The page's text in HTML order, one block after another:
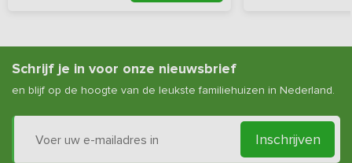
Schrijf je in voor onze nieuwsbrief
en blijf op de hoogte van de leukste familiehuizen in Nederland.
Inschrijven